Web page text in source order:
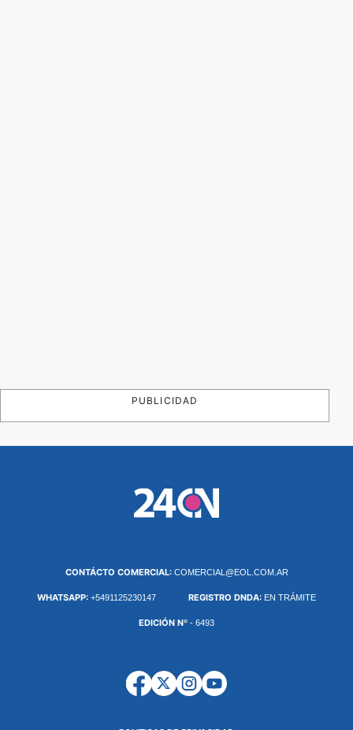
PUBLICIDAD
CONTÁCTO COMERCIAL: COMERCIAL@EOL.COM.AR
WHATSAPP: +5491125230147 REGISTRO DNDA: EN TRÁMITE
EDICIÓN Nº - 6493